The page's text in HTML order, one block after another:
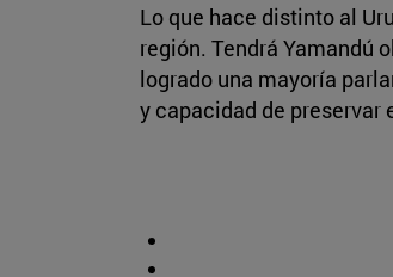
Lo que hace distinto al
región. Tendrá Yamandú
logrado una mayoría
y capacidad de